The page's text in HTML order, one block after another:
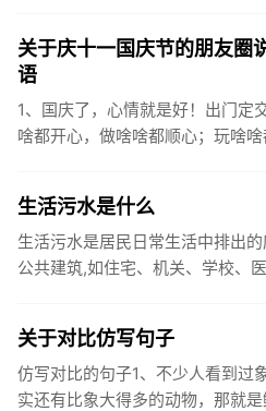
关于庆十一国庆节的朋友圈
语
1、国庆了，心情就是好！出门定
啥都开心，做啥啥都顺心；玩啥
生活污水是什么
生活污水是居民日常生活中排出
公共建筑,如住宅、机关、学校、
关于对比仿写句子
仿写对比的句子1、不少人看到过
实还有比象大得多的动物，那就